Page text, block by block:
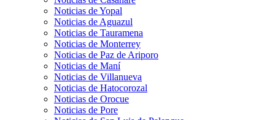
Noticias de Yopal
Noticias de Aguazul
Noticias de Tauramena
Noticias de Monterrey
Noticias de Paz de Ariporo
Noticias de Maní
Noticias de Villanueva
Noticias de Hatocorozal
Noticias de Orocue
Noticias de Pore